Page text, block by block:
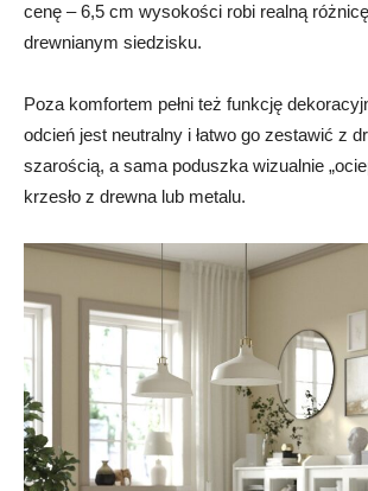
cenę – 6,5 cm wysokości robi realną
drewnianym siedzisku.
Poza komfortem pełni też funkcję
odcień jest neutralny i łatwo go zestawić z
szarością, a sama poduszka wizualnie
krzesło z drewna lub metalu.